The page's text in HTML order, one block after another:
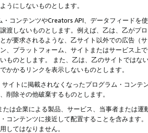
うにしないものとします。
・コンテンツやCreators API、データフィード
渡しないものとします。例えば、乙は、乙がプ
が要求されるような、乙サイト以外での広告（
、プラットフォーム、サイトまたはサービス上
ものとします。 また、乙は、乙のサイトでは
かかるリンクを表示しないものとします。
サイトに掲載されなくなったプログラム・コン
削除その他破棄するものとします。
たは企業による製品、サービス、当事者または
コンテンツに接近して配置することを含みます
してはなりません。